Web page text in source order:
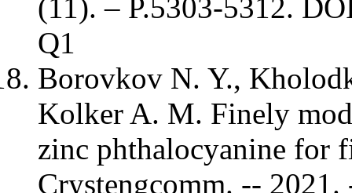
(11). – P.5303-5312.
Q1
Borovkov N. Y.,
Kolker A. M. Finely
zinc phthalocyanine for
Crystengcomm. --